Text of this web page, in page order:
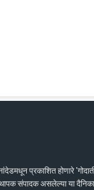
नांदेडमधून प्रकाशित होणारे
संपादक असलेल्या या